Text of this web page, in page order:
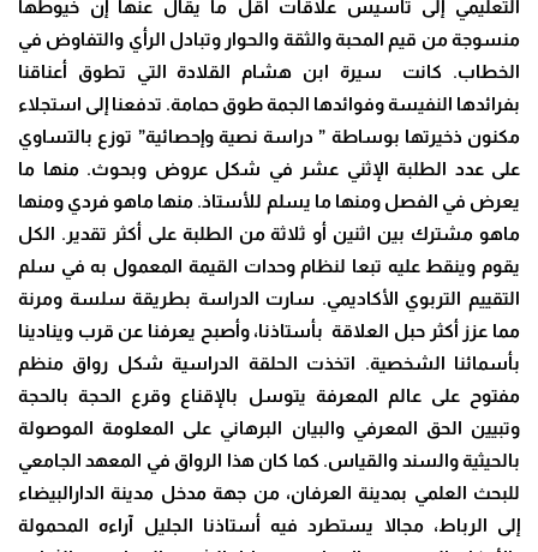
التعليمي إلى تأسيس علاقات أقل ما يقال عنها إن خيوطها
منسوجة من قيم المحبة والثقة والحوار وتبادل الرأي والتفاوض في
الخطاب. كانت سيرة ابن هشام القلادة التي تطوق أعناقنا
بفرائدها النفيسة وفوائدها الجمة طوق حمامة. تدفعنا إلى استجلاء
مكنون ذخيرتها بوساطة ” دراسة نصية وإحصائية” توزع بالتساوي
على عدد الطلبة الإثني عشر في شكل عروض وبحوث. منها ما
يعرض في الفصل ومنها ما يسلم للأستاذ. منها ماهو فردي ومنها
ماهو مشترك بين اثنين أو ثلاثة من الطلبة على أكثر تقدير. الكل
يقوم وينقط عليه تبعا لنظام وحدات القيمة المعمول به في سلم
التقييم التربوي الأكاديمي. سارت الدراسة بطريقة سلسة ومرنة
مما عزز أكثر حبل العلاقة بأستاذنا، وأصبح يعرفنا عن قرب وينادينا
بأسمائنا الشخصية. اتخذت الحلقة الدراسية شكل رواق منظم
مفتوح على عالم المعرفة يتوسل بالإقناع وقرع الحجة بالحجة
وتبيين الحق المعرفي والبيان البرهاني على المعلومة الموصولة
بالحيثية والسند والقياس. كما كان هذا الرواق في المعهد الجامعي
للبحث العلمي بمدينة العرفان، من جهة مدخل مدينة الدارالبيضاء
إلى الرباط، مجالا يستطرد فيه أستاذنا الجليل آراءه المحمولة